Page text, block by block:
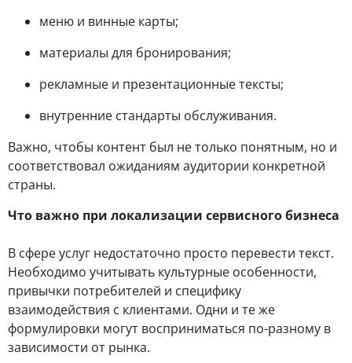
меню и винные карты;
материалы для бронирования;
рекламные и презентационные тексты;
внутренние стандарты обслуживания.
Важно, чтобы контент был не только понятным, но и
соответствовал ожиданиям аудитории конкретной
страны.
Что важно при локализации сервисного бизнеса
В сфере услуг недостаточно просто перевести текст.
Необходимо учитывать культурные особенности,
привычки потребителей и специфику
взаимодействия с клиентами. Одни и те же
формулировки могут восприниматься по-разному в
зависимости от рынка.